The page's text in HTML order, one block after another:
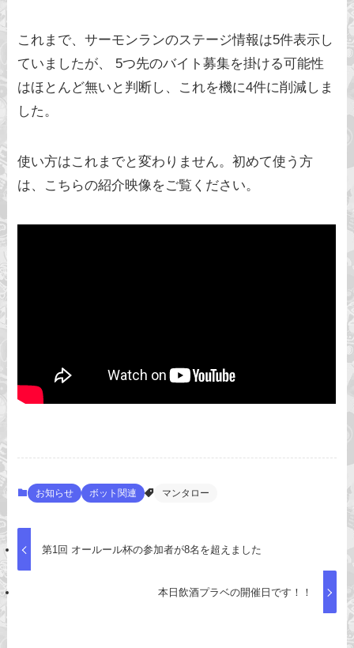
これまで、サーモンランのステージ情報は5件表示し
ていましたが、 5つ先のバイト募集を掛ける可能性
はほとんど無いと判断し、これを機に4件に削減しま
した。
使い方はこれまでと変わりません。初めて使う方
は、こちらの紹介映像をご覧ください。
お知らせ ボット関連 マンタロー
第1回 オールール杯の参加者が8名を超えました
本日飲酒プラベの開催日です！！